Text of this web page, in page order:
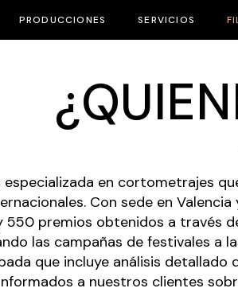
PRODUCCIONES SERVICIOS
en cortometrajes
Con sede en
550 premios obtenidos a través
las campañas de festivales
que incluye análisis
a nuestros clientes